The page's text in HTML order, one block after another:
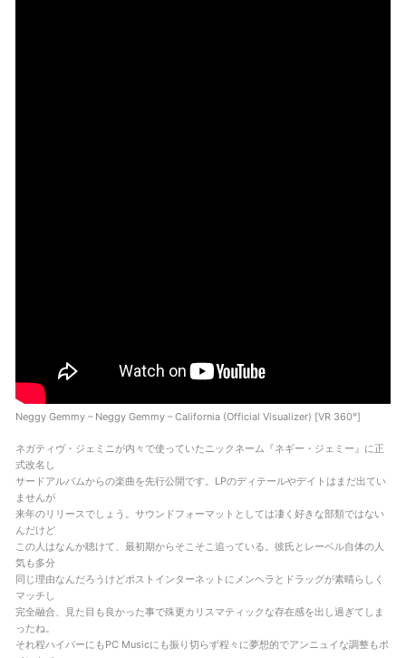
Neggy Gemmy – Neggy Gemmy – California (Official Visualizer) [VR 360°]
ネガティヴ・ジェミニが内々で使っていたニックネーム『ネギー・ジェミー』に正
式改名し
サードアルバムからの楽曲を先行公開です。LPのディテールやデイトはまだ出てい
ませんが
来年のリリースでしょう。サウンドフォーマットとしては凄く好きな部類ではない
んだけど
この人はなんか聴けて、最初期からそこそこ追っている。彼氏とレーベル自体の人
気も多分
同じ理由なんだろうけどポストインターネットにメンヘラとドラッグが素晴らしく
マッチし
完全融合、見た目も良かった事で殊更カリスマティックな存在感を出し過ぎてしま
ったね。
それ程ハイパーにもPC Musicにも振り切らず程々に夢想的でアンニュイな調整もポ